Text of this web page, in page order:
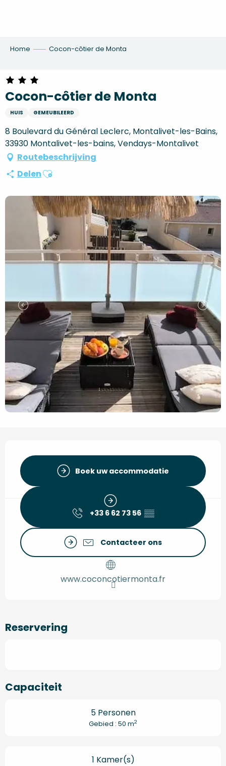
Home Cocon-côtier de Monta
Cocon-côtier de Monta
HUIS GEMEUBILEERD
8 Boulevard du Général Leclerc, Montalivet-les-Bains,
33930 Montalivet-les-bains, Vendays-Montalivet
Routebeschrijving
DelenAjouter aux favoris
Openingstijden en
Boek uw accommodatie
+33 6 62 73 56 ▒▒
Contacteer ons
www.coconcotiermonta.fr
Reservering
Capaciteit
5 Personen
Gebied : 50 m2
1 Kamer(s)